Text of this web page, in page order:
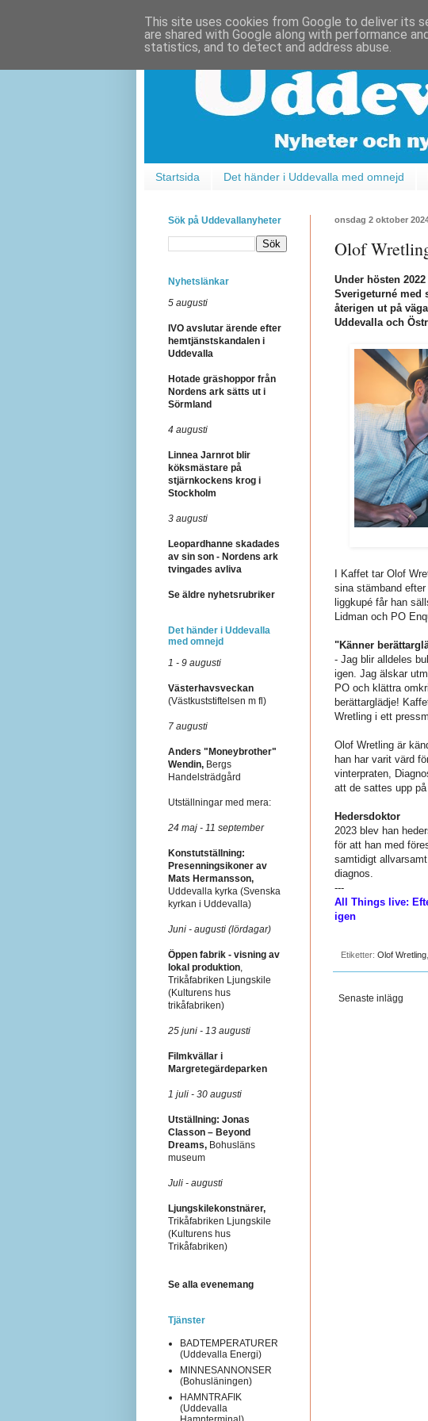
Startsida Det händer i Uddevalla med omnejd
onsdag 2 oktober
Olof
Under hösten
Sverigeturné med
återigen ut på
Uddevalla och
I Kaffet tar Olof
sina stämband
liggkupé får han
Lidman och PO
"Känner
- Jag blir alldeles
igen. Jag älskar
PO och klättra
berättarglädje!
Wretling i ett
Olof Wretling är
han har varit värd
vinterpraten,
att de sattes upp
Hedersdoktor
2023 blev han
för att han med
samtidigt
diagnos.
---
All Things live:
igen
Etiketter: Olof Wretling
Senaste inlägg
Sök på Uddevallanyheter
Nyhetslänkar
5 augusti
IVO avslutar ärende efter
hemtjänstskandalen i
Uddevalla
Hotade gräshoppor från
Nordens ark sätts ut i
Sörmland
4 augusti
Linnea Jarnrot blir
köksmästare på
stjärnkockens krog i
Stockholm
3 augusti
Leopardhanne skadades
av sin son - Nordens ark
tvingades avliva
Se äldre nyhetsrubriker
Det händer i Uddevalla
med omnejd
1 - 9 augusti
Västerhavsveckan
(Västkuststiftelsen m fl)
7 augusti
Anders "Moneybrother"
Wendin, Bergs
Handelsträdgård
Utställningar med mera:
24 maj - 11 september
Konstutställning:
Presenningsikoner av
Mats Hermansson,
Uddevalla kyrka (Svenska
kyrkan i Uddevalla)
Juni - augusti (lördagar)
Öppen fabrik - visning av
lokal produktion
Trikåfabriken Ljungskile
(Kulturens hus
trikåfabriken)
25 juni - 13 augusti
Filmkvällar i
Margretegärdeparken
1 juli - 30 augusti
Utställning: Jonas
Classon – Beyond
Dreams, Bohusläns
museum
Juli - augusti
Ljungskilekonstnärer,
Trikåfabriken Ljungskile
(Kulturens hus
Trikåfabriken)
Se alla evenemang
Tjänster
BADTEMPERATURER
(Uddevalla Energi)
MINNESANNONSER
(Bohusläningen)
HAMNTRAFIK
(Uddevalla
This site uses cookies from Google to deliver its
are shared with Google along with performance
statistics, and to detect and address abuse.